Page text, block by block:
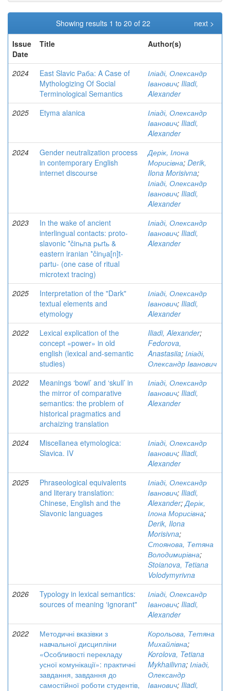
Showing results 1 to 20 of 22
next >
Issue
Date
Title Author(s)
2024
East Slavic Раба: A Case of
Mythologizing Of Social
Terminological Semantics
Іліаді, Олександр
Іванович; Iliadi,
Alexander
2025
Etyma alanica
Іліаді, Олександр
Іванович; Iliadi,
Alexander
2024
Gender neutralization process
in contemporary English
internet discourse
Дерік, Ілона
Морисівна; Derik,
Ilona Morisivna;
Іліаді, Олександр
Іванович; Iliadi,
Alexander
2023
In the wake of ancient
interlingual contacts: proto-
slavonic *činьna pьrtь &
eastern iranian *činṷa[n]t-
partu- (one case of ritual
microtext tracing)
Іліаді, Олександр
Іванович; Iliadi,
Alexander
2025
Interpretation of the "Dark"
textual elements and
etymology
Іліаді, Олександр
Іванович; Iliadi,
Alexander
2022
Lexical explication of the
concept «power» in old
english (lexical and-semantic
studies)
Iliadi, Alexander;
Fedorova,
Anastasiia; Іліаді,
Олександр Іванович
2022
Meanings ‘bowl’ and ‘skull’ in
the mirror of comparative
semantics: the problem of
historical pragmatics and
archaizing translation
Іліаді, Олександр
Іванович; Iliadi,
Alexander
2024
Miscellanea etymologica:
Slavica. IV
Іліаді, Олександр
Іванович; Iliadi,
Alexander
2025
Phraseological equivalents
and literary translation:
Chinese, English and the
Slavonic languages
Іліаді, Олександр
Іванович; Iliadi,
Alexander;Дерік,
Ілона Морисівна;
Derik, Ilona
Morisivna;
Стоянова, Тетяна
Володимирівна;
Stoianova, Tetiana
Volodymyrivna
2026
Typology in lexical semantics:
sources of meaning ʻІgnorant"
Іліаді, Олександр
Іванович; Iliadi,
Alexander
2022
Методичні вказівки з
навчальної дисципліни
«Особливості перекладу
усної комунікації»: практичні
завдання, завдання до
самостійної роботи студентів,
Корольова, Тетяна
Михайлівна;
Korolova, Tetiana
Mykhailivna; Іліаді,
Олександр
Іванович; Iliadi,